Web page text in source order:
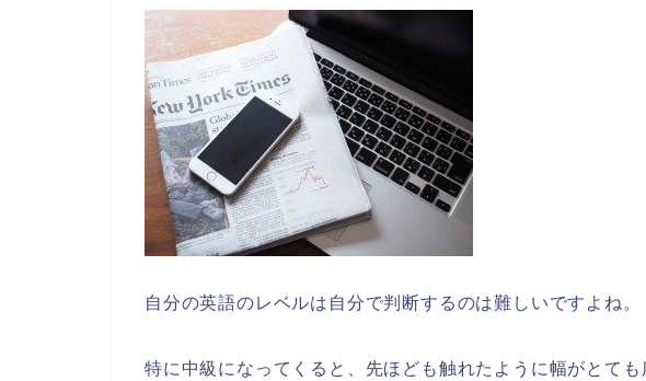
自分の英語のレベルは自分で判断するのは難しいですよね。
特に中級になってくると、先ほども触れたように幅がとても